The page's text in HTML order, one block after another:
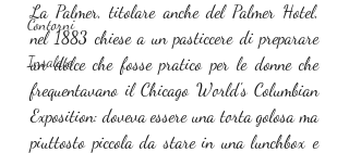
Contorni
Insalate
La Palmer, titolare anche del Palmer Hotel,
nel 1883 chiese a un pasticcere di preparare
un dolce che fosse pratico per le donne che
frequentavano il Chicago World's Columbian
Exposition: doveva essere una torta golosa ma
piuttosto piccola da stare in una lunchbox e